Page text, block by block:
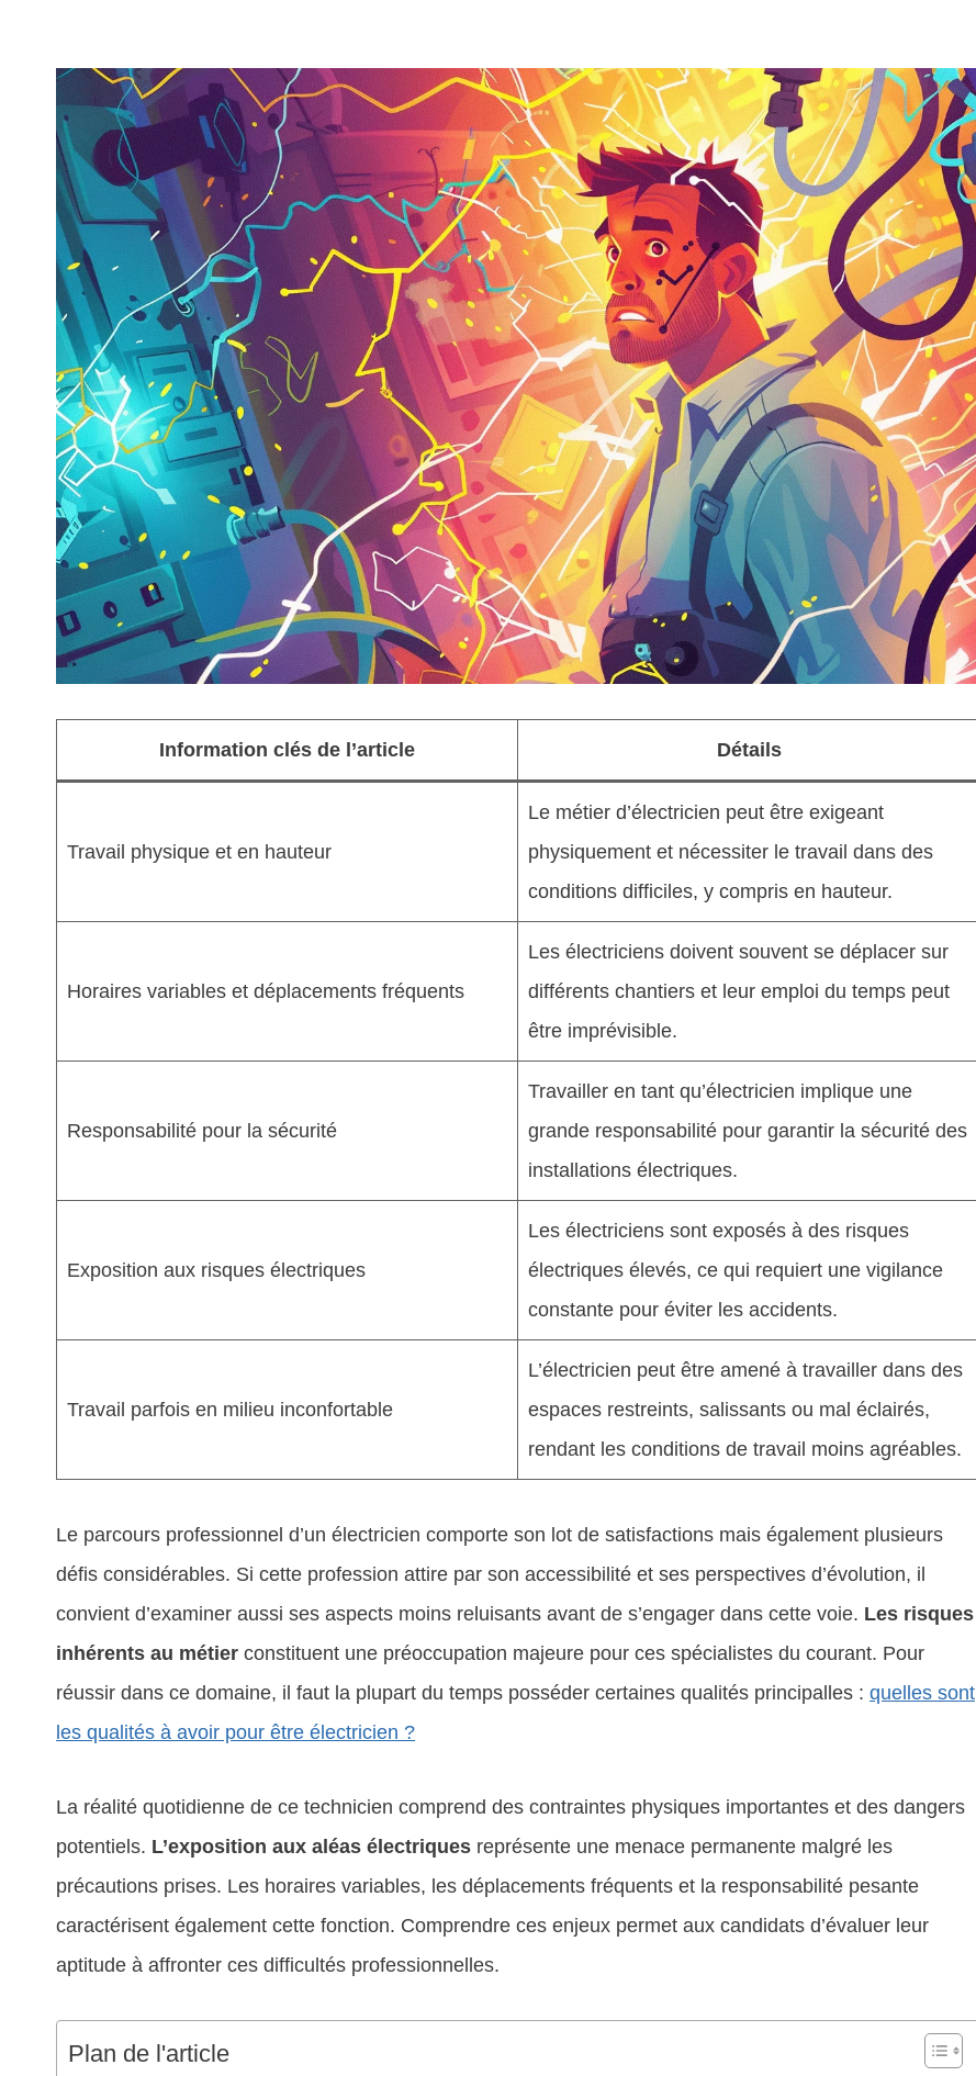
Information clés de l’article Détails
Travail physique et en hauteur
Le métier d’électricien peut être exigeant
physiquement et nécessiter le travail dans des
conditions difficiles, y compris en hauteur.
Horaires variables et déplacements fréquents
Les électriciens doivent souvent se déplacer sur
différents chantiers et leur emploi du temps peut
être imprévisible.
Responsabilité pour la sécurité
Travailler en tant qu’électricien implique une
grande responsabilité pour garantir la sécurité des
installations électriques.
Exposition aux risques électriques
Les électriciens sont exposés à des risques
électriques élevés, ce qui requiert une vigilance
constante pour éviter les accidents.
Travail parfois en milieu inconfortable
L’électricien peut être amené à travailler dans des
espaces restreints, salissants ou mal éclairés,
rendant les conditions de travail moins agréables.
Le parcours professionnel d’un électricien comporte son lot de satisfactions mais également plusieurs
défis considérables. Si cette profession attire par son accessibilité et ses perspectives d’évolution, il
convient d’examiner aussi ses aspects moins reluisants avant de s’engager dans cette voie. Les risques
inhérents au métier constituent une préoccupation majeure pour ces spécialistes du courant. Pour
réussir dans ce domaine, il faut la plupart du temps posséder certaines qualités principalles : quelles sont
les qualités à avoir pour être électricien ?
La réalité quotidienne de ce technicien comprend des contraintes physiques importantes et des dangers
potentiels. L’exposition aux aléas électriques représente une menace permanente malgré les
précautions prises. Les horaires variables, les déplacements fréquents et la responsabilité pesante
caractérisent également cette fonction. Comprendre ces enjeux permet aux candidats d’évaluer leur
aptitude à affronter ces difficultés professionnelles.
Plan de l'article